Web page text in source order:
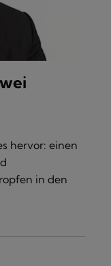
hervor: einen
in den